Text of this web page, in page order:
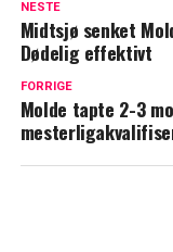
NESTE
Midtsjø senket
Dødelig effektivt
FORRIGE
Molde tapte 2-3